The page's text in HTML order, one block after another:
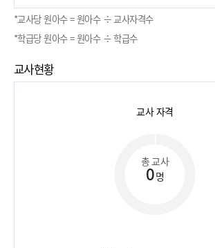
*교사당 원아수 = 원아수 ÷ 교사자격수
*학급당 원아수 = 원아수 ÷ 학급수
교사현황
교사 자격
총 교사
0명